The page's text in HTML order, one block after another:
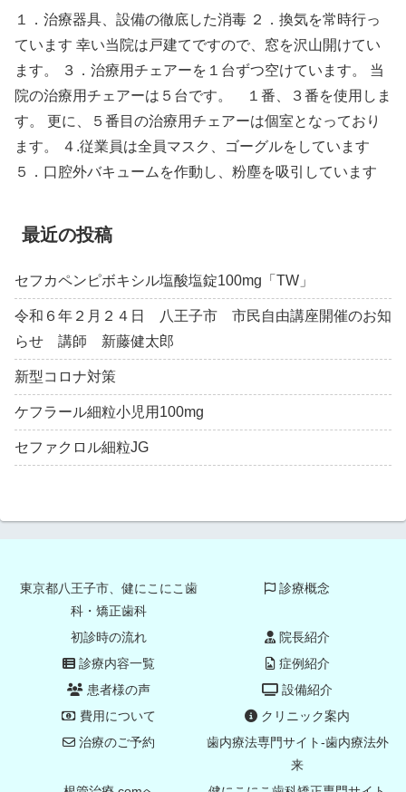
１．治療器具、設備の徹底した消毒 ２．換気を常時行っ
ています 幸い当院は戸建てですので、窓を沢山開けてい
ます。 ３．治療用チェアーを１台ずつ空けています。 当
院の治療用チェアーは５台です。 １番、３番を使用しま
す。 更に、５番目の治療用チェアーは個室となっており
ます。 ４.従業員は全員マスク、ゴーグルをしています
５．口腔外バキュームを作動し、粉塵を吸引しています
最近の投稿
セフカペンピボキシル塩酸塩錠100mg「TW」
令和６年２月２４日 八王子市 市民自由講座開催のお知
らせ 講師 新藤健太郎
新型コロナ対策
ケフラール細粒小児用100mg
セファクロル細粒JG
東京都八王子市、健にこにこ歯
科・矯正歯科
診療概念
初診時の流れ
院長紹介
診療内容一覧
症例紹介
患者様の声
設備紹介
費用について
クリニック案内
治療のご予約
歯内療法専門サイト-歯内療法外
来